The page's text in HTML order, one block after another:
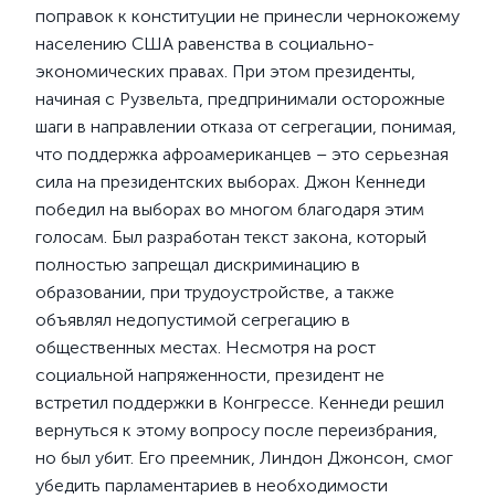
поправок к конституции не принесли чернокожему
населению США равенства в социально-
экономических правах. При этом президенты,
начиная с Рузвельта, предпринимали осторожные
шаги в направлении отказа от сегрегации, понимая,
что поддержка афроамериканцев – это серьезная
сила на президентских выборах. Джон Кеннеди
победил на выборах во многом благодаря этим
голосам. Был разработан текст закона, который
полностью запрещал дискриминацию в
образовании, при трудоустройстве, а также
объявлял недопустимой сегрегацию в
общественных местах. Несмотря на рост
социальной напряженности, президент не
встретил поддержки в Конгрессе. Кеннеди решил
вернуться к этому вопросу после переизбрания,
но был убит. Его преемник, Линдон Джонсон, смог
убедить парламентариев в необходимости